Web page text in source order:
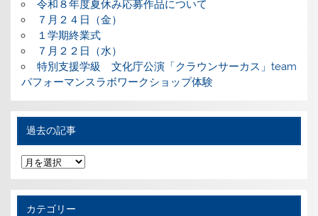
令和８年度夏休み応募作品について
７月２４日（金）
１学期終業式
７月２２日（水）
特別支援学級 文化庁公演「クラウンサーカス」team
パフォーマンスラボワークショップ体験
過去の記事
過
去
の
記
カテゴリー